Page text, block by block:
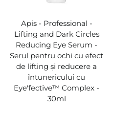
Apis - Professional -
Lifting and Dark Circles
Reducing Eye Serum -
Serul pentru ochi cu efect
de lifting și reducere a
întunericului cu
Eye'fective™ Complex -
30ml